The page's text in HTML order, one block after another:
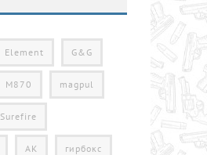
Element G&G
M870 magpul
Surefire
АК гирбокс